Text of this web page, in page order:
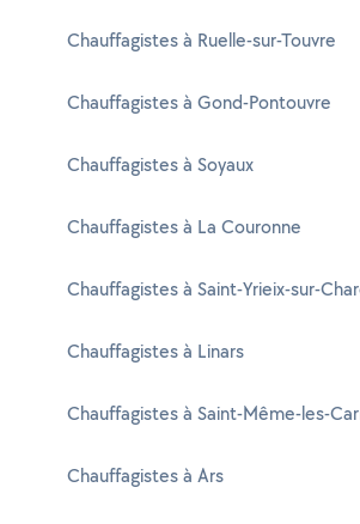
Chauffagistes à Ruelle-sur-Touvre
Chauffagistes à Gond-Pontouvre
Chauffagistes à Soyaux
Chauffagistes à La Couronne
Chauffagistes à Saint-Yrieix-sur-
Chauffagistes à Linars
Chauffagistes à Saint-Même-les-
Chauffagistes à Ars